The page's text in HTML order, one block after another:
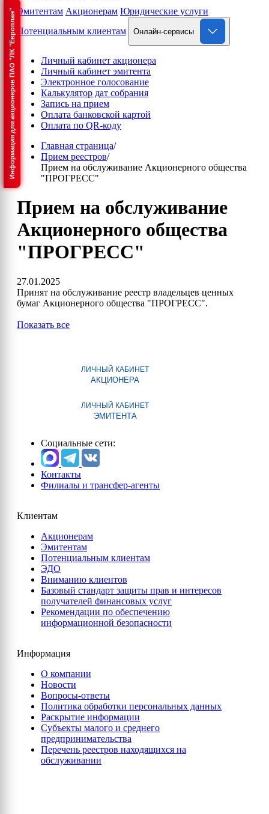
Информация для акционеров ПАО "ЛК "Европлан" Эмитентам Акционерам Юридические услуги
Потенциальным клиентам
Онлайн-сервисы
Личный кабинет акционера
Личный кабинет эмитента
Электронное голосование
Калькулятор дат собрания
Запись на прием
Оплата банковской картой
Оплата по QR-коду
Главная страница/
Прием реестров/
Прием на обслуживание Акционерного общества
"ПРОГРЕСС"
Прием на обслуживание
Акционерного общества
"ПРОГРЕСС"
27.01.2025
Принят на обслуживание реестр владельцев ценных
бумаг Акционерного общества "ПРОГРЕСС".
Показать все
ЛИЧНЫЙ КАБИНЕТ
АКЦИОНЕРА
ЛИЧНЫЙ КАБИНЕТ
ЭМИТЕНТА
Социальные сети:
Контакты
Филиалы и трансфер-агенты
Клиентам
Акционерам
Эмитентам
Потенциальным клиентам
ЭДО
Вниманию клиентов
Базовый стандарт защиты прав и интересов
получателей финансовых услуг
Рекомендации по обеспечению
информационной безопасности
Информация
О компании
Новости
Вопросы-ответы
Политика обработки персональных данных
Раскрытие информации
Субъекты малого и среднего
предпринимательства
Перечень реестров находящихся на
обслуживании